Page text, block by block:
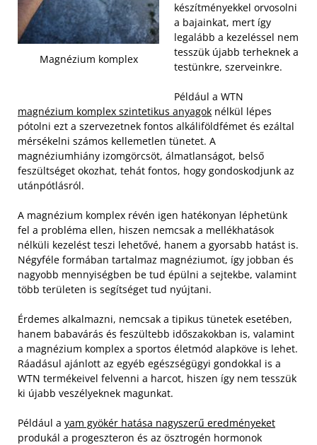
Magnézium komplex
készítményekkel orvosolni
a bajainkat, mert így
legalább a kezeléssel nem
tesszük újabb terheknek a
testünkre, szerveinkre.
Például a WTN
magnézium komplex szintetikus anyagok nélkül lépes
pótolni ezt a szervezetnek fontos alkáliföldfémet és ezáltal
mérsékelni számos kellemetlen tünetet. A
magnéziumhiány izomgörcsöt, álmatlanságot, belső
feszültséget okozhat, tehát fontos, hogy gondoskodjunk az
utánpótlásról.
A magnézium komplex révén igen hatékonyan léphetünk
fel a probléma ellen, hiszen nemcsak a mellékhatások
nélküli kezelést teszi lehetővé, hanem a gyorsabb hatást is.
Négyféle formában tartalmaz magnéziumot, így jobban és
nagyobb mennyiségben be tud épülni a sejtekbe, valamint
több területen is segítséget tud nyújtani.
Érdemes alkalmazni, nemcsak a tipikus tünetek esetében,
hanem babavárás és feszültebb időszakokban is, valamint
a magnézium komplex a sportos életmód alapköve is lehet.
Ráadásul ajánlott az egyéb egészségügyi gondokkal is a
WTN termékeivel felvenni a harcot, hiszen így nem tesszük
ki újabb veszélyeknek magunkat.
Például a yam gyökér hatása nagyszerű eredményeket
produkál a progeszteron és az ösztrogén hormonok